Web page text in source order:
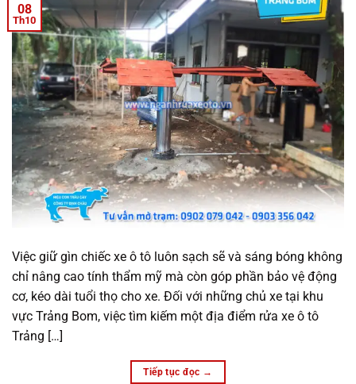
08
Th10
Việc giữ gìn chiếc xe ô tô luôn sạch sẽ và sáng bóng không
chỉ nâng cao tính thẩm mỹ mà còn góp phần bảo vệ động
cơ, kéo dài tuổi thọ cho xe. Đối với những chủ xe tại khu
vực Trảng Bom, việc tìm kiếm một địa điểm rửa xe ô tô
Trảng […]
Tiếp tục đọc →